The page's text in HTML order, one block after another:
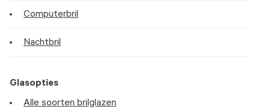
Computerbril
Nachtbril
Glasopties
Alle soorten brilglazen